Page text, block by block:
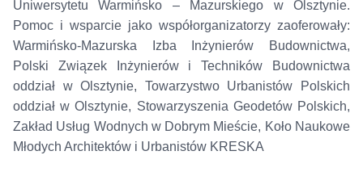
Uniwersytetu Warmińsko – Mazurskiego w Olsztynie.
Pomoc i wsparcie jako współorganizatorzy zaoferowały:
Warmińsko-Mazurska Izba Inżynierów Budownictwa,
Polski Związek Inżynierów i Techników Budownictwa
oddział w Olsztynie, Towarzystwo Urbanistów Polskich
oddział w Olsztynie, Stowarzyszenia Geodetów Polskich,
Zakład Usług Wodnych w Dobrym Mieście, Koło Naukowe
Młodych Architektów i Urbanistów KRESKA